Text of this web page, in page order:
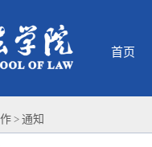
首页
> 通知